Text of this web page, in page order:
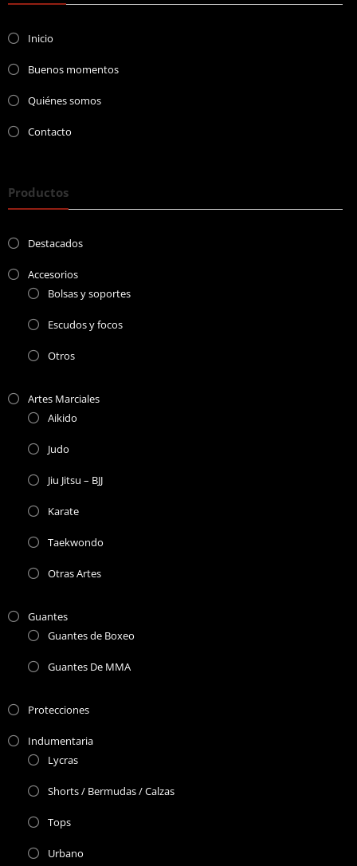
Inicio
Buenos momentos
Quiénes somos
Contacto
Productos
Destacados
Accesorios
Bolsas y soportes
Escudos y focos
Otros
Artes Marciales
Aikido
Judo
Jiu Jitsu – BJJ
Karate
Taekwondo
Otras Artes
Guantes
Guantes de Boxeo
Guantes De MMA
Protecciones
Indumentaria
Lycras
Shorts / Bermudas / Calzas
Tops
Urbano